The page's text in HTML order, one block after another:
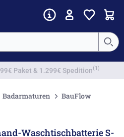
Badarmaturen BauFlow
Waschtischbatterie S-